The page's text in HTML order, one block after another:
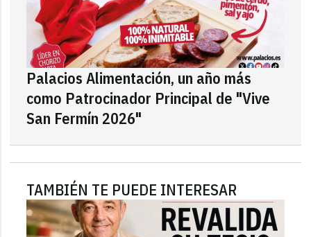
Palacios Alimentación, un año más
como Patrocinador Principal de "Vive
San Fermín 2026"
TAMBIÉN TE PUEDE INTERESAR